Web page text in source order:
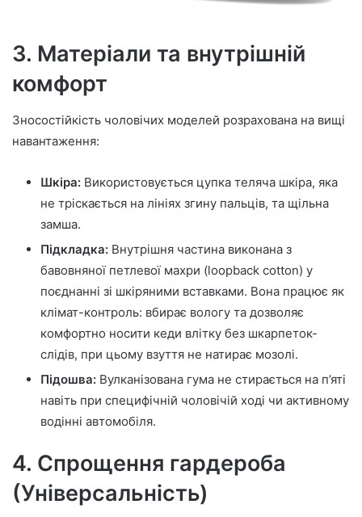
3. Матеріали та внутрішній
комфорт
Зносостійкість чоловічих моделей розрахована на вищі
навантаження:
Шкіра: Використовується цупка теляча шкіра, яка
не тріскається на лініях згину пальців, та щільна
замша.
Підкладка: Внутрішня частина виконана з
бавовняної петлевої махри (loopback cotton) у
поєднанні зі шкіряними вставками. Вона працює як
клімат-контроль: вбирає вологу та дозволяє
комфортно носити кеди влітку без шкарпеток-
слідів, при цьому взуття не натирає мозолі.
Підошва: Вулканізована гума не стирається на п’яті
навіть при специфічній чоловічій ході чи активному
водінні автомобіля.
4. Спрощення гардероба
(Універсальність)